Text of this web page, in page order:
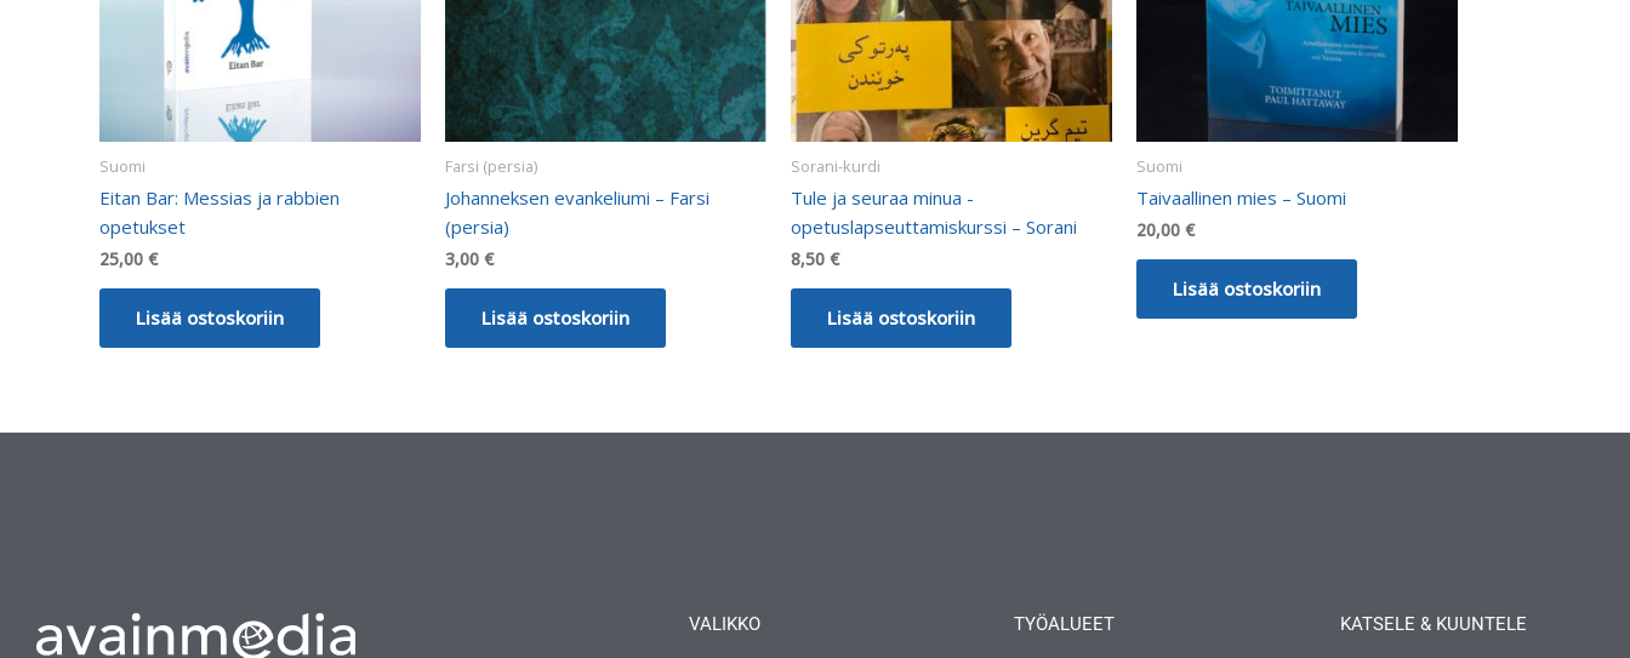
Suomi
Eitan Bar: Messias ja rabbien
opetukset
25,00 €
Lisää ostoskoriin
Farsi (persia)
Johanneksen evankeliumi – Farsi
(persia)
3,00 €
Lisää ostoskoriin
Sorani-kurdi
Tule ja seuraa minua -
opetuslapseuttamiskurssi – Sorani
8,50 €
Lisää ostoskoriin
Suomi
Taivaallinen mies – Suomi
20,00 €
Lisää ostoskoriin
VALIKKO TYÖALUEET KATSELE & KUUNTELE